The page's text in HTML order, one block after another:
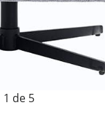
1 de 5